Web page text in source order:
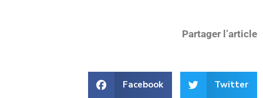
Partager l’article
Facebook Twitter